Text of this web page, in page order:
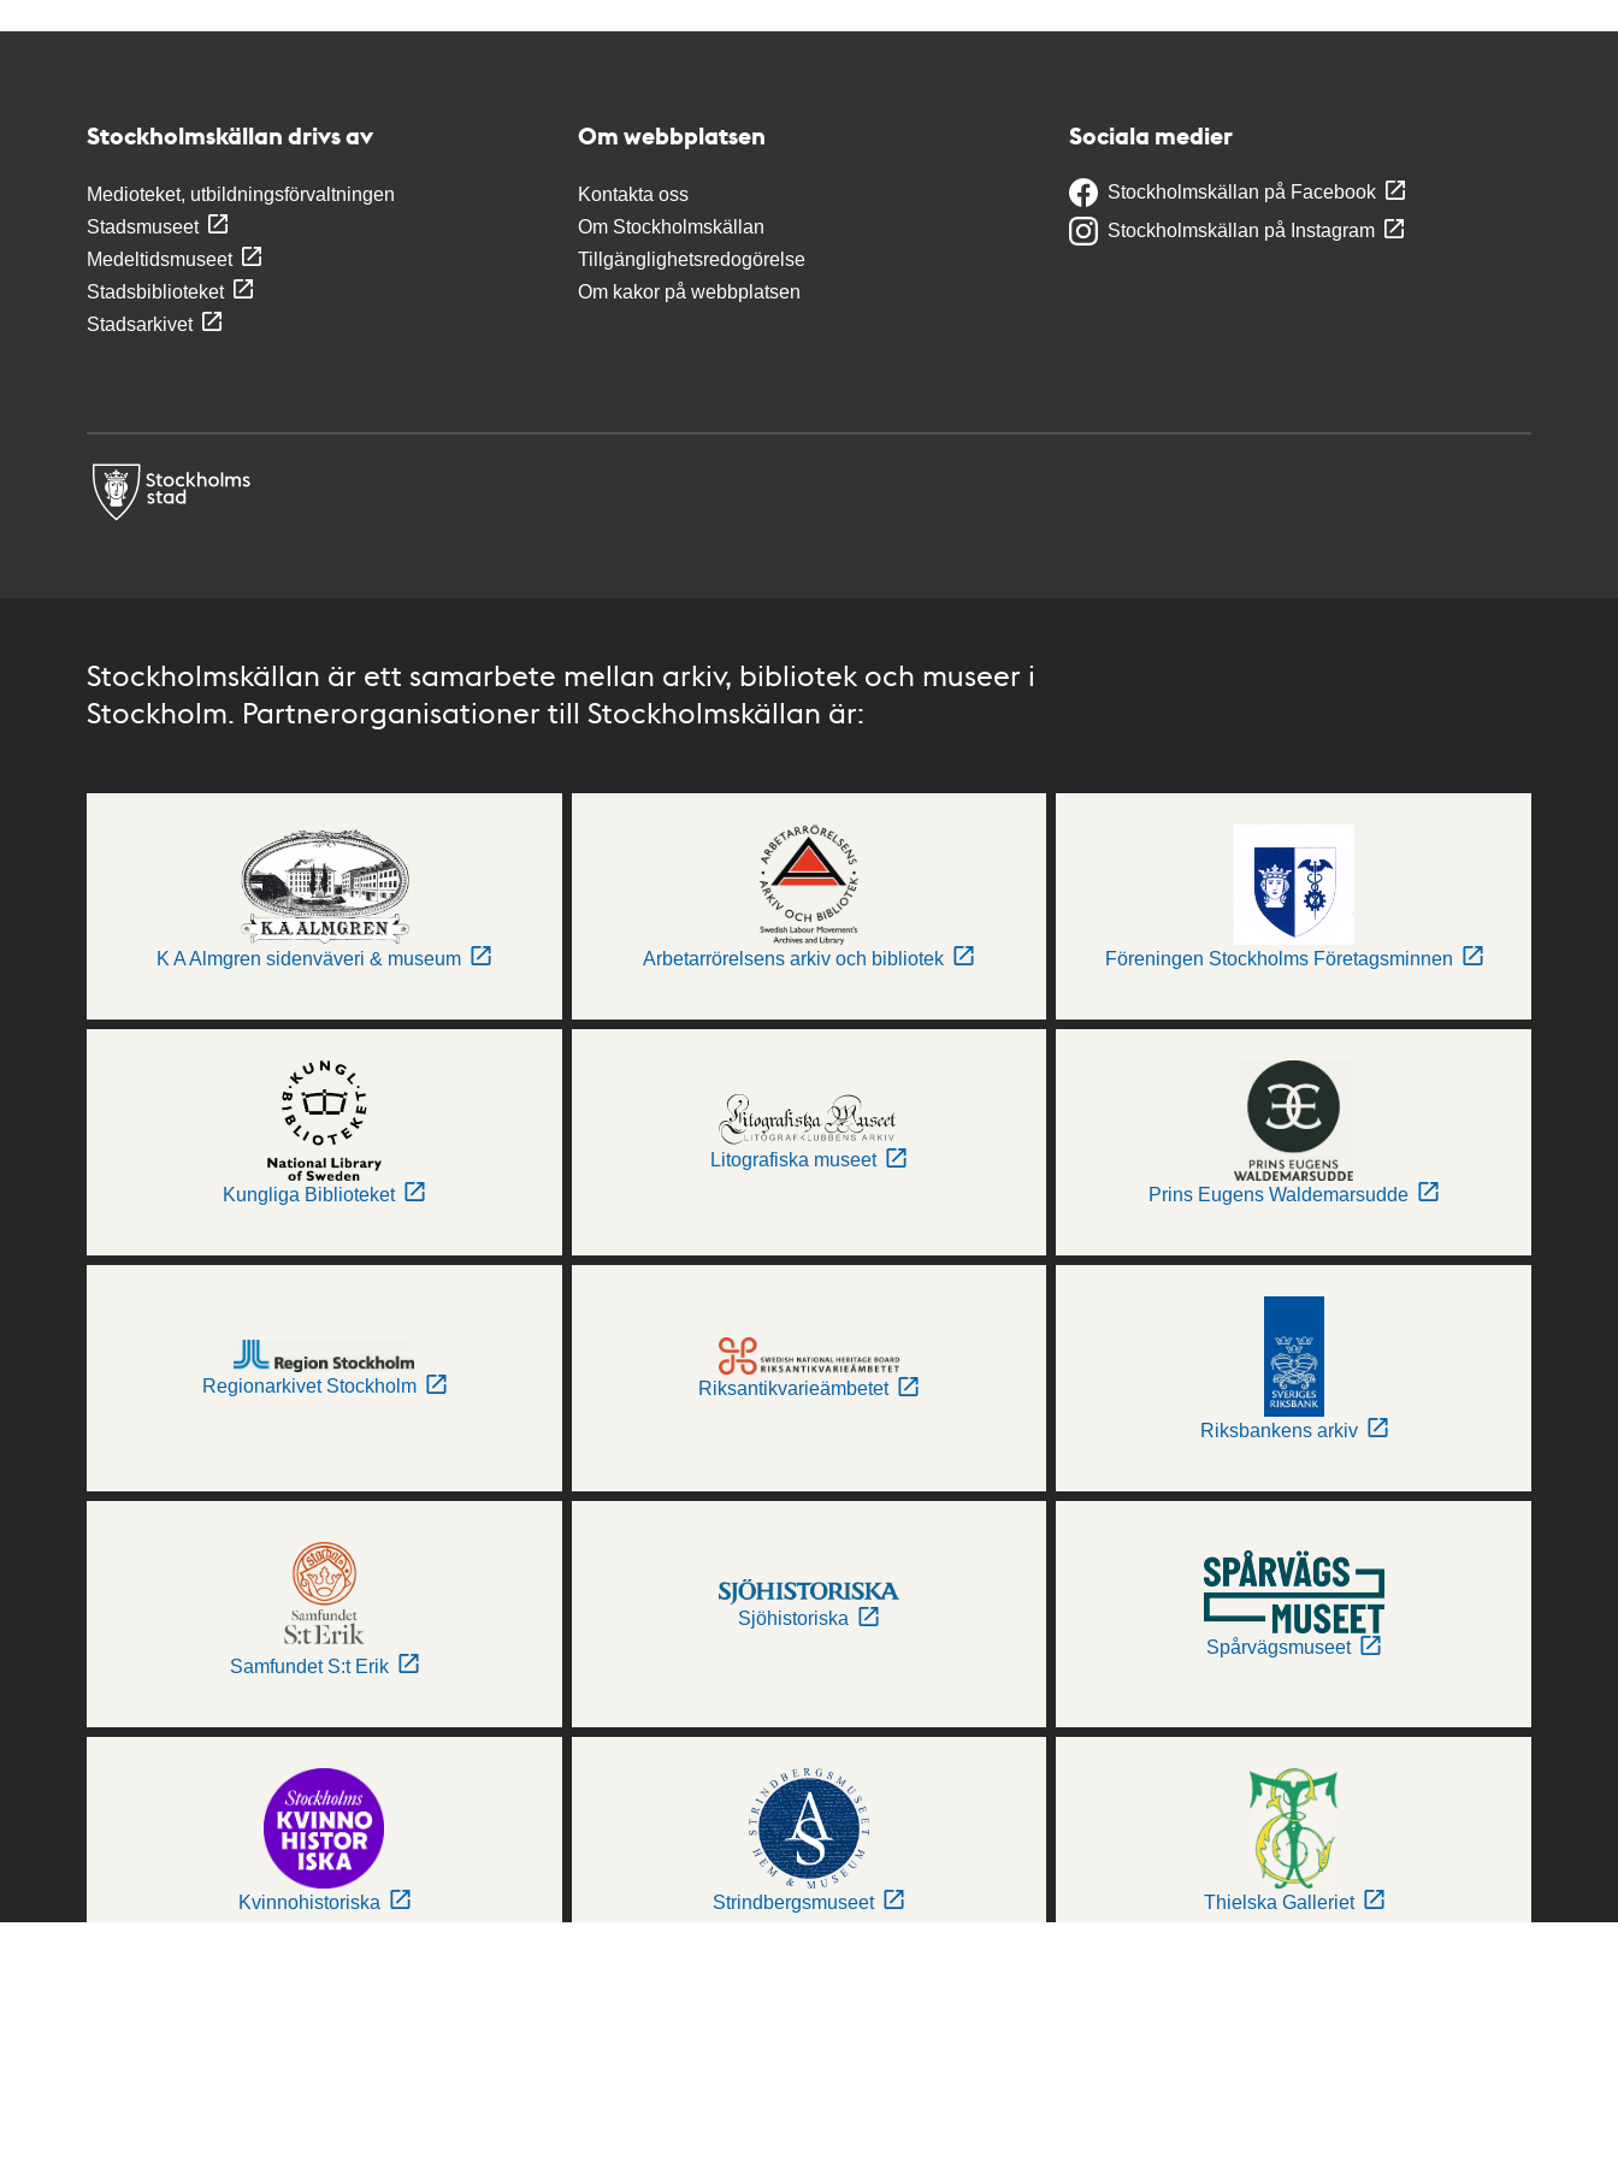
Stockholmskällan drivs av
Medioteket, utbildningsförvaltningen
Stadsmuseet
Medeltidsmuseet
Stadsbiblioteket
Stadsarkivet
Om webbplatsen
Kontakta oss
Om Stockholmskällan
Tillgänglighetsredogörelse
Om kakor på webbplatsen
Sociala medier
Stockholmskällan på Facebook
Stockholmskällan på Instagram
Stockholmskällan är ett samarbete mellan arkiv, bibliotek och museer i
Stockholm. Partnerorganisationer till Stockholmskällan är:
K A Almgren sidenväveri & museum Arbetarrörelsens arkiv och bibliotek Föreningen Stockholms Företagsminnen
Kungliga Biblioteket
Litografiska museet
Prins Eugens Waldemarsudde
Regionarkivet Stockholm Riksantikvarieämbetet
Riksbankens arkiv
Samfundet S:t Erik
Sjöhistoriska
Spårvägsmuseet
Kvinnohistoriska Strindbergsmuseet Thielska Galleriet